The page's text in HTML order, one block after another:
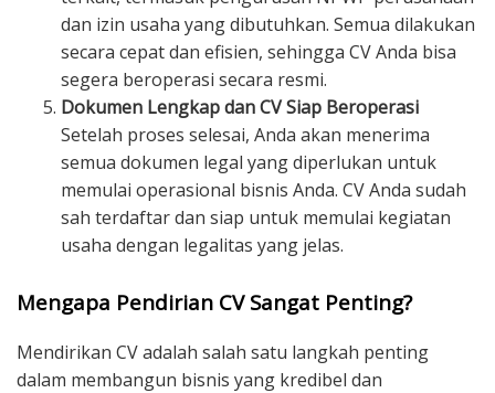
dan izin usaha yang dibutuhkan. Semua dilakukan
secara cepat dan efisien, sehingga CV Anda bisa
segera beroperasi secara resmi.
Dokumen Lengkap dan CV Siap Beroperasi
Setelah proses selesai, Anda akan menerima
semua dokumen legal yang diperlukan untuk
memulai operasional bisnis Anda. CV Anda sudah
sah terdaftar dan siap untuk memulai kegiatan
usaha dengan legalitas yang jelas.
Mengapa Pendirian CV Sangat Penting?
Mendirikan CV adalah salah satu langkah penting
dalam membangun bisnis yang kredibel dan